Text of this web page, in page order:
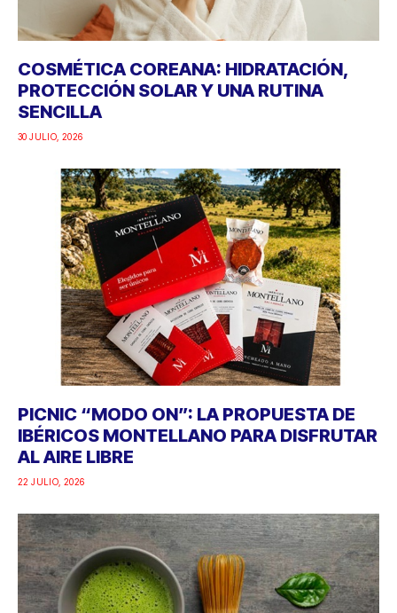
COSMÉTICA COREANA: HIDRATACIÓN,
PROTECCIÓN SOLAR Y UNA RUTINA
SENCILLA
30 JULIO, 2026
PICNIC “MODO ON”: LA PROPUESTA DE
IBÉRICOS MONTELLANO PARA DISFRUTAR
AL AIRE LIBRE
22 JULIO, 2026